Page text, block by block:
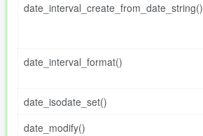
date_interval_create_from_date_string()
date_interval_format()
date_isodate_set()
date_modify()